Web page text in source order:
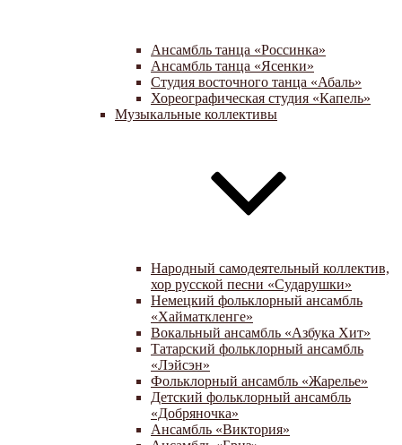
Ансамбль танца «Россинка»
Ансамбль танца «Ясенки»
Студия восточного танца «Абаль»
Хореографическая студия «Капель»
Музыкальные коллективы
Народный самодеятельный коллектив,
хор русской песни «Сударушки»
Немецкий фольклорный ансамбль
«Хайматкленге»
Вокальный ансамбль «Азбука Хит»
Татарский фольклорный ансамбль
«Лэйсэн»
Фольклорный ансамбль «Жарелье»
Детский фольклорный ансамбль
«Добряночка»
Ансамбль «Виктория»